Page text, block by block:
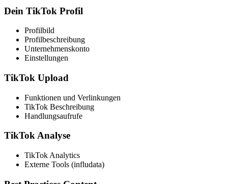
Dein TikTok Profil
Profilbild
Profilbeschreibung
Unternehmenskonto
Einstellungen
TikTok Upload
Funktionen und Verlinkungen
TikTok Beschreibung
Handlungsaufrufe
TikTok Analyse
TikTok Analytics
Externe Tools (infludata)